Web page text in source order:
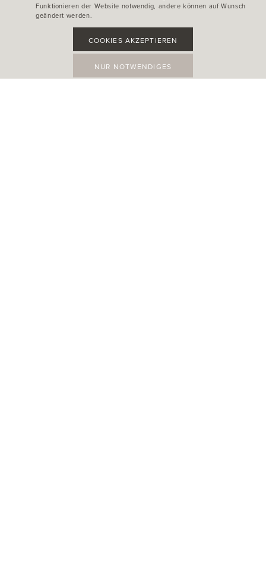
Funktionieren der Website notwendig, andere können auf Wunsch
geändert werden.
COOKIES AKZEPTIEREN
NUR NOTWENDIGES